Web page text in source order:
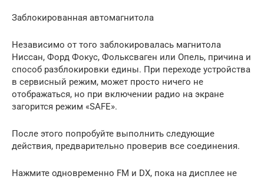
Заблокированная автомагнитола
Независимо от того заблокировалась магнитола
Ниссан, Форд Фокус, Фольксваген или Опель, причина и
способ разблокировки едины. При переходе устройства
в сервисный режим, может просто ничего не
отображаться, но при включении радио на экране
загорится режим «SAFE».
После этого попробуйте выполнить следующие
действия, предварительно проверив все соединения.
Нажмите одновременно FM и DX, пока на дисплее не